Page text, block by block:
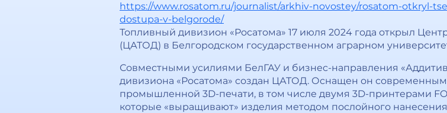
https://www.rosatom.ru/journalist/arkhiv-novostey/rosatom-otkryl-
dostupa-v-belgorode/
Топливный дивизион «Росатома» 17 июля 2024 года открыл
(ЦАТОД) в Белгородском государственном аграрном
Совместными усилиями БелГАУ и бизнес-направления
дивизиона «Росатома» создан ЦАТОД. Оснащен он
промышленной 3D-печати, в том числе двумя 3D-принтерами
которые «выращивают» изделия методом послойного